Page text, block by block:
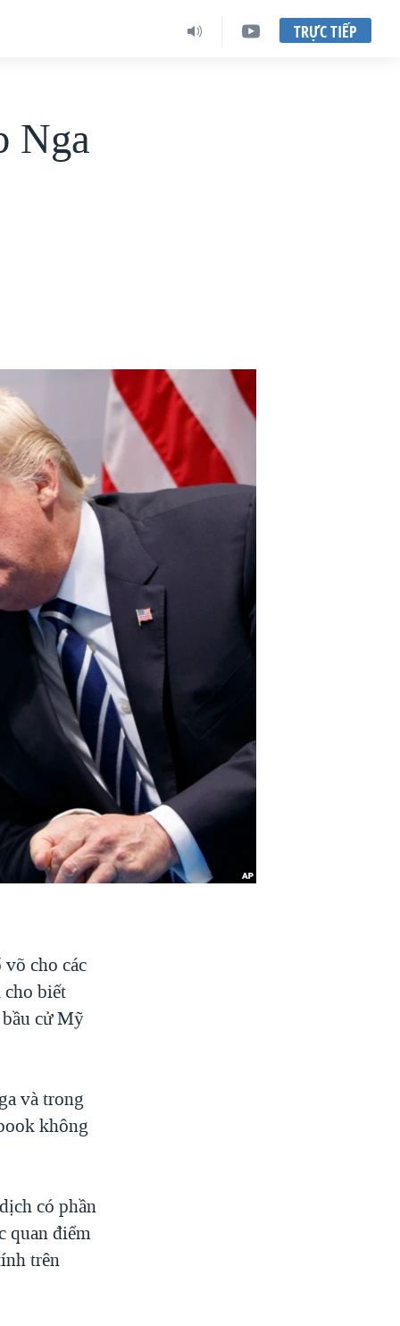
TRỰC TIẾP
Nga
cho các
biết
cử Mỹ
và trong
không
có phần
quan điểm
trên